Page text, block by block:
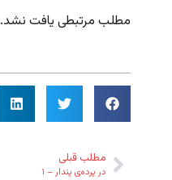
مطلب مرتبطی یافت نشد.
مطلب قبلی
در پرده‌ی پندار – ۱